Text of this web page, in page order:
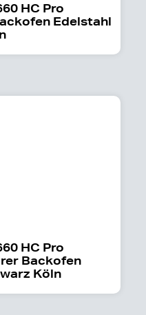
HC Pro
Edelstahl
HC Pro
Backofen
Köln